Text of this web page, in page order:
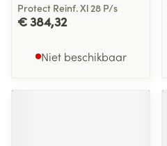
Protect Reinf. Xl 28 P/s
€ 384,32
Niet beschikbaar